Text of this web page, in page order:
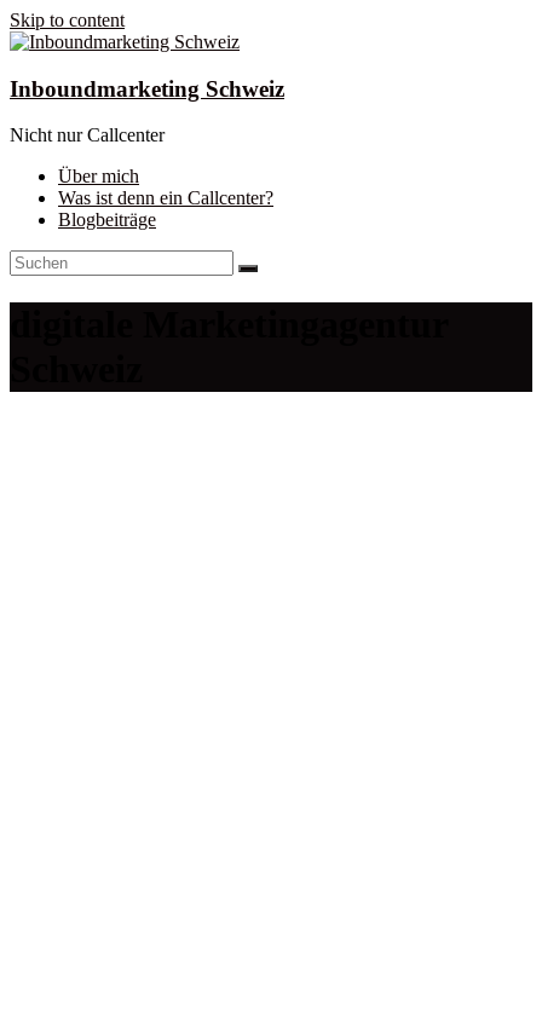
Skip to content
Inboundmarketing Schweiz
Nicht nur Callcenter
Über mich
Was ist denn ein Callcenter?
Blogbeiträge